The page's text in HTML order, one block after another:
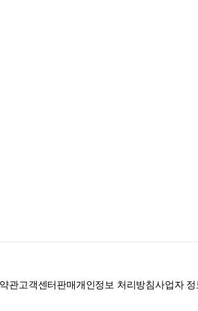
관고객센터판매개인정보 처리방침사업자 정